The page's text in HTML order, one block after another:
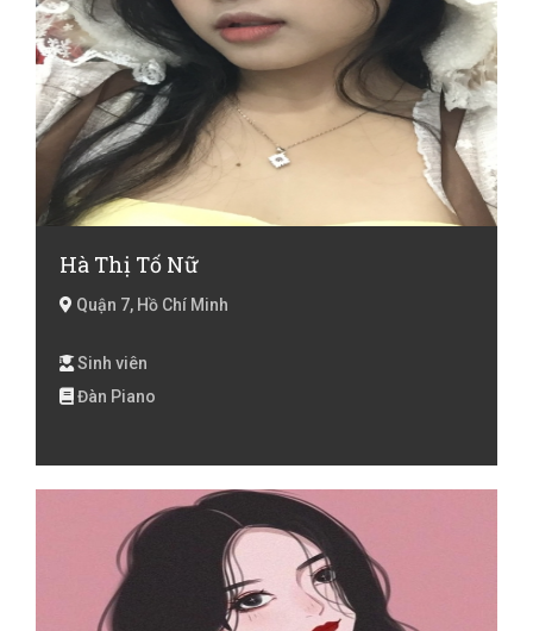
Hà Thị Tố Nữ
Quận 7, Hồ Chí Minh
Sinh viên
Đàn Piano